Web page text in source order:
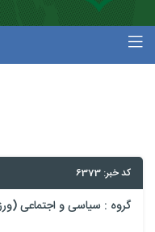
کد خبر: 6373
گروه :سیاسی و اجتماعی